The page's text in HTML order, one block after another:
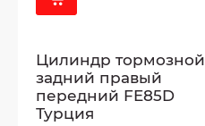
Цилиндр тормозной
задний правый
передний FE85D
Турция